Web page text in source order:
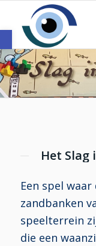
Toolbar openen
Het Slag
Een spel
zandbanken
speelterrein
die een